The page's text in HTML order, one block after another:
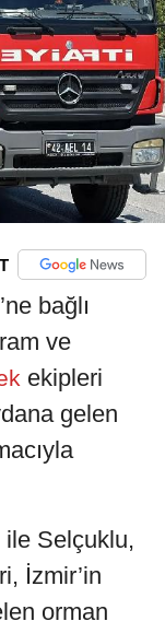
bağlı
ve
ekipleri
gelen
Selçuklu,
İzmir’in
orman